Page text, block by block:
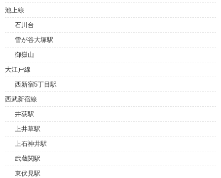
池上線
石川台
雪が谷大塚駅
御嶽山
大江戸線
西新宿5丁目駅
西武新宿線
井荻駅
上井草駅
上石神井駅
武蔵関駅
東伏見駅